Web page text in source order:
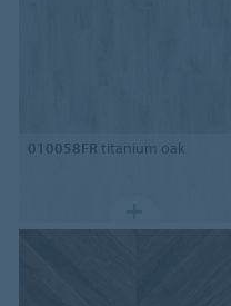
010058FR titanium oak